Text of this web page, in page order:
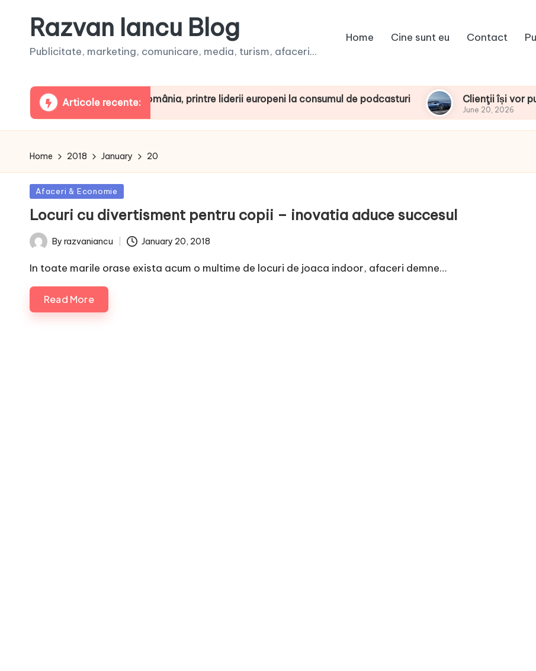
Razvan Iancu Blog
Publicitate, marketing, comunicare, media, turism, afaceri...
Home Cine sunt eu Contact
Articole recente:
ARBOpodcast. România, printre liderii europeni la consumul de podcasturi Clienţii își vor putea
June 20, 2026
Home 2018 January 20
Posted
in
Afaceri & Economie
Locuri cu divertisment pentru copii – inovatia aduce succesul
PostedBy razvaniancu January 20, 2018
In toate marile orase exista acum o multime de locuri de joaca indoor, afaceri demne…
Read More